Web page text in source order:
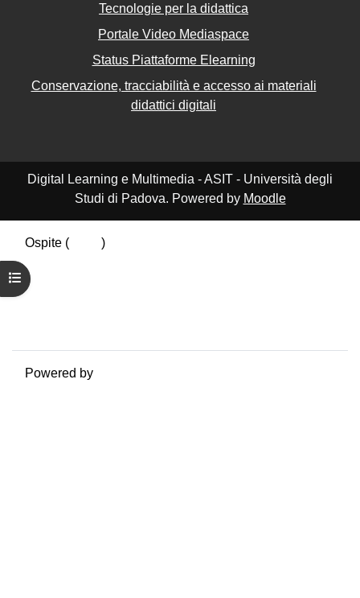
Apri indice del corso
Tecnologie per la didattica
Portale Video Mediaspace
Status Piattaforme Elearning
Conservazione, tracciabilità e accesso ai materiali
didattici digitali
Digital Learning e Multimedia - ASIT - Università degli
Studi di Padova. Powered by Moodle
Ospite (
)
Riepilogo della conservazione dei dati
Politiche
Powered by